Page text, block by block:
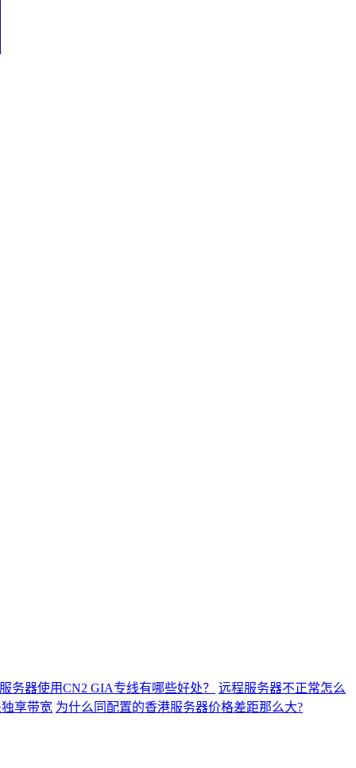
务器使用CN2 GIA专线有哪些好处？
远程服务器不正常怎么
享带宽 为什么同配置的香港服务器价格差距那么大?